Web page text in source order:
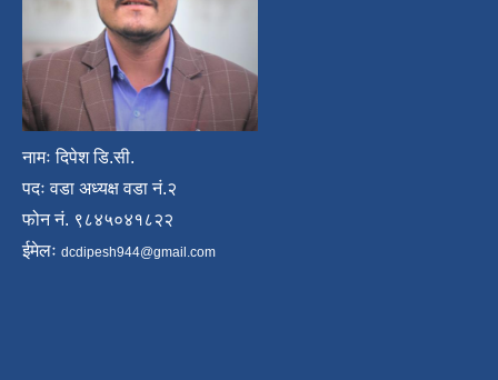
नामः दिपेश डि.सी.
पदः वडा अध्यक्ष वडा नं.२
फोन नं. ९८४५०४१८२२
ईमेलः dcdipesh944@gmail.com